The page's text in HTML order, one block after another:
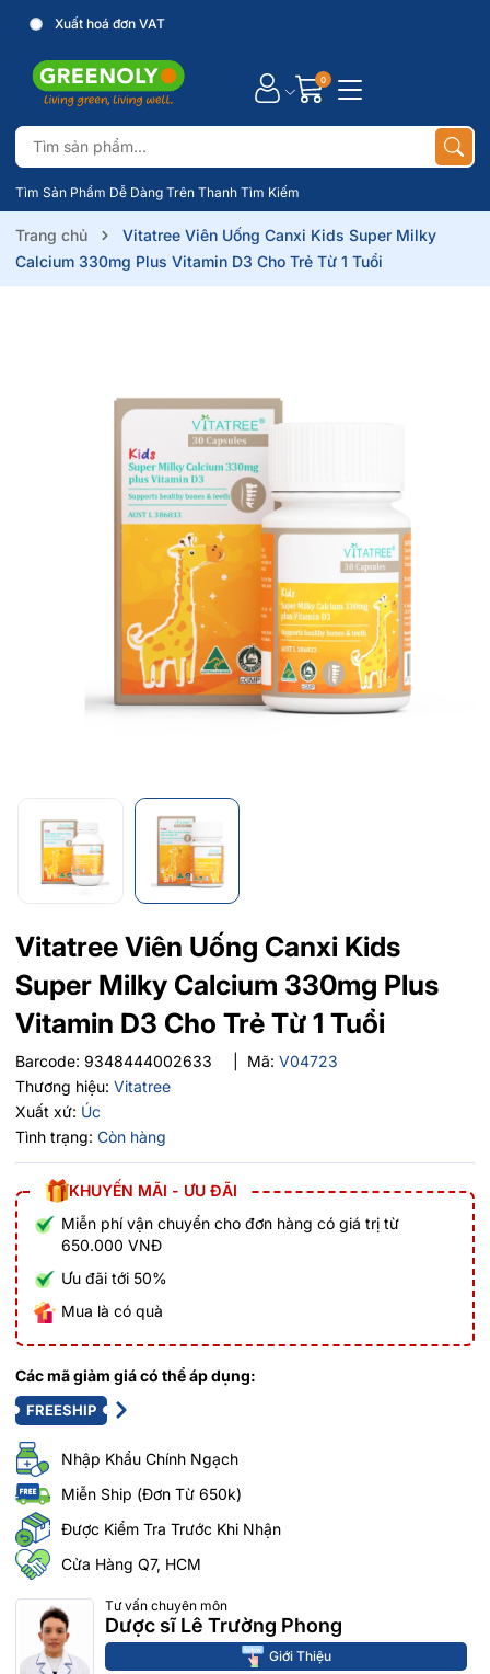
Xuất hoá đơn VAT
Tìm Sản Phẩm Dễ Dàng Trên Thanh Tìm Kiếm
0
Trang chủ
Vitatree Viên Uống Canxi Kids Super Milky
Calcium 330mg Plus Vitamin D3 Cho Trẻ Từ 1 Tuổi
Vitatree Viên Uống Canxi Kids
Super Milky Calcium 330mg Plus
Vitamin D3 Cho Trẻ Từ 1 Tuổi
Barcode: 9348444002633 Mã: V04723
Thương hiệu: Vitatree
Xuất xứ: Úc
Tình trạng: Còn hàng
KHUYẾN MÃI - ƯU ĐÃI
Miễn phí vận chuyển cho đơn hàng có giá trị từ
650.000 VNĐ
Ưu đãi tới 50%
Mua là có quà
Các mã giảm giá có thể áp dụng:
FREESHIP
Nhập Khẩu Chính Ngạch
Miễn Ship (Đơn Từ 650k)
Được Kiểm Tra Trước Khi Nhận
Cửa Hàng Q7, HCM
Tư vấn chuyên môn
Dược sĩ Lê Trường Phong
Giới Thiệu